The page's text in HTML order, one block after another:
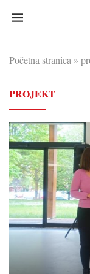
Početna stranica »
PROJEKT